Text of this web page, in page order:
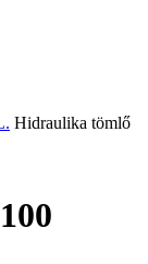
Hidraulika tömlő